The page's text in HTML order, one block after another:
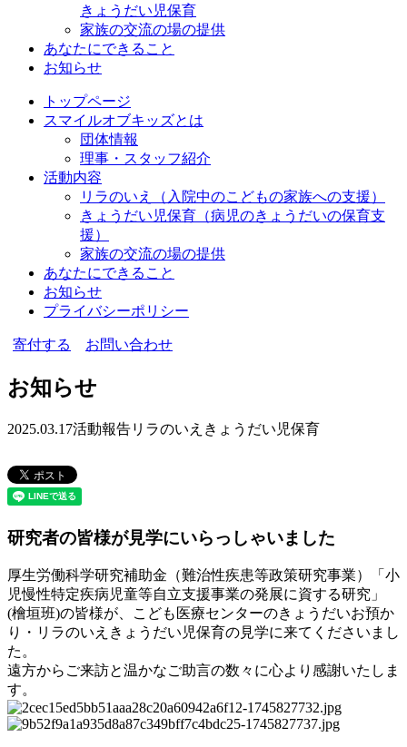
きょうだい児保育
家族の交流の場の提供
あなたにできること
お知らせ
トップページ
スマイルオブキッズとは
団体情報
理事・スタッフ紹介
活動内容
リラのいえ
（入院中のこどもの家族への支援）
きょうだい児保育 （病児のきょうだいの保育支
援）
家族の交流の場の提供
あなたにできること
お知らせ
プライバシーポリシー
寄付する お問い合わせ
お知らせ
2025.03.17活動報告リラのいえ きょうだい児保育
研究者の皆様が見学にいらっしゃいました
厚生労働科学研究補助金（難治性疾患等政策研究事業）「小
児慢性特定疾病児童等自立支援事業の発展に資する研究」
(檜垣班)の皆様が、こども医療センターのきょうだいお預か
り・リラのいえきょうだい児保育の見学に来てくださいまし
た。
遠方からご来訪と温かなご助言の数々に心より感謝いたしま
す。